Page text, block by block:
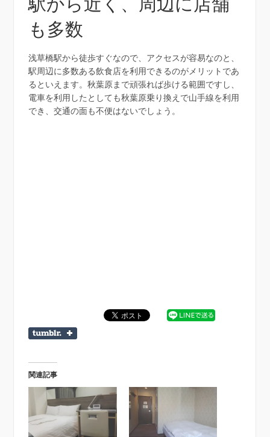
も多数
浅草橋駅から徒歩すぐなので、アクセスが容易なのと、
駅周辺に多数ある飲食店を利用できるのがメリットであ
るといえます。秋葉原まで頑張れば歩ける範囲ですし、
電車を利用したとしても秋葉原乗り換えで山手線を利用
でき、交通の面も不便はないでしょう。
関連記事